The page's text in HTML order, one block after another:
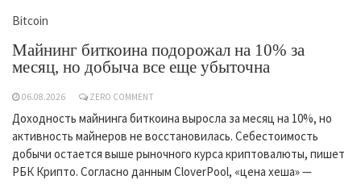
Bitcoin
Майнинг биткоина подорожал на 10% за
месяц, но добыча все еще убыточна
06.08.2026 ZERO COMMENT
Доходность майнинга биткоина выросла за месяц на 10%, но
активность майнеров не восстановилась. Себестоимость
добычи остается выше рыночного курса криптовалюты, пишет
РБК Крипто. Согласно данным CloverPool, «цена хеша» —